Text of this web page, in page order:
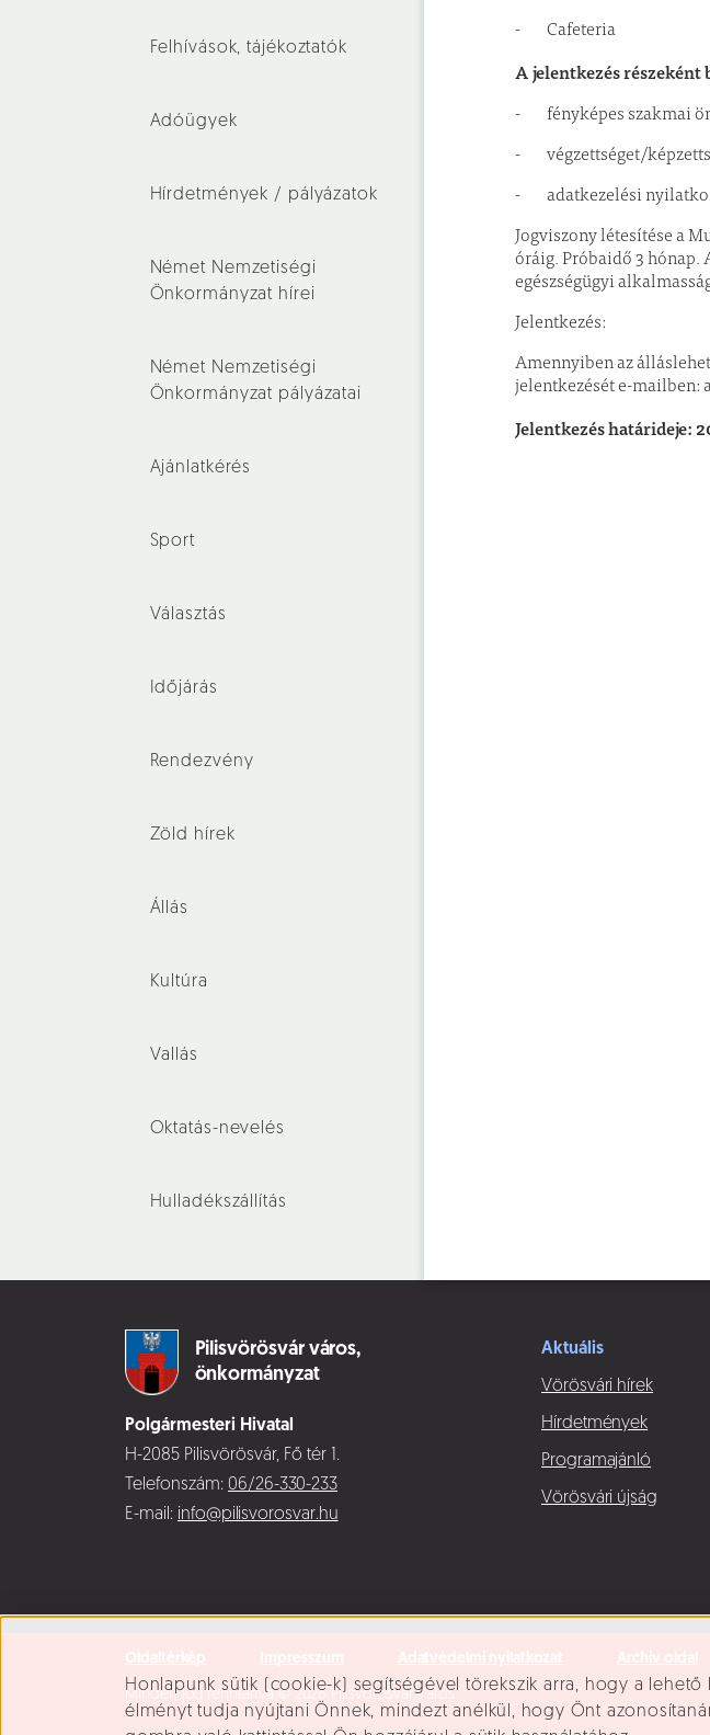
Süti beállítások
Honlapunk sütik (cookie-k) segítségével törekszik arra, hogy a
élményt tudja nyújtani Önnek, mindezt anélkül, hogy Önt
Felhívások, tájékoztatók
Adóügyek
Hírdetmények / pályázatok
Német Nemzetiségi
Önkormányzat hírei
Német Nemzetiségi
Önkormányzat pályázatai
Ajánlatkérés
Sport
Választás
Időjárás
Rendezvény
Zöld hírek
Állás
Kultúra
Vallás
Oktatás-nevelés
Hulladékszállítás
- Cafeteria
A jelentkezés
- fényképes szakmai
- végzettséget/
- adatkezelési
Jogviszony létesítése a
óráig. Próbaidő 3 hónap.
egészségügyi
Jelentkezés:
Amennyiben az
jelentkezését e-mailben:
Jelentkezés határideje:
Pilisvörösvár város,
önkormányzat
Polgármesteri Hivatal
H-2085 Pilisvörösvár, Fő tér 1.
Telefonszám: 06/26-330-233
E-mail: info@pilisvorosvar.hu
Aktuális
Vörösvári hírek
Hírdetmények
Programajánló
Vörösvári újság
Minden jog fenntartva © 2026 Pilisvörösvár Város